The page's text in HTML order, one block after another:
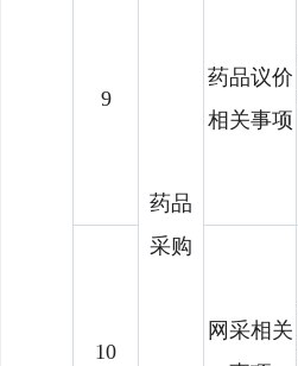
9
药品
采购
药品议价
相关事项
10
网采相关